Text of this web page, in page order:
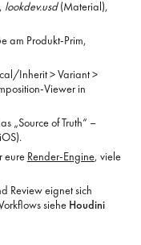
lookdev.usd(Material),
am Produkt-Prim,
Inherit > Variant >
Viewer in
„Source of Truth“ –
eure Render-Engine, viele
Review eignet sich
siehe Houdini